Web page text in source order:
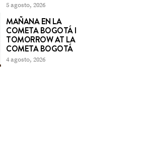
5 agosto, 2026
MAÑANA EN LA
COMETA BOGOTÁ l
TOMORROW AT LA
COMETA BOGOTÁ
4 agosto, 2026